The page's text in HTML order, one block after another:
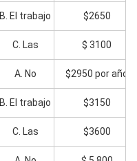
B. El trabajo $2650
C. Las $ 3100
A. No $2950 por año
B. El trabajo $3150
C. Las $3600